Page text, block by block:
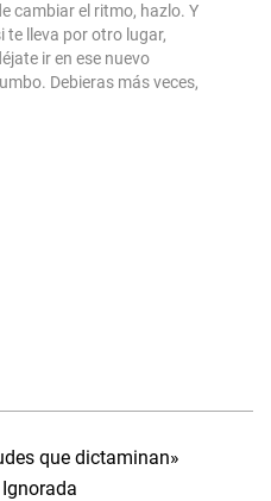
cambiar el ritmo, hazlo. Y
te lleva por otro lugar,
ir en ese nuevo
Debieras más veces,
que dictaminan»